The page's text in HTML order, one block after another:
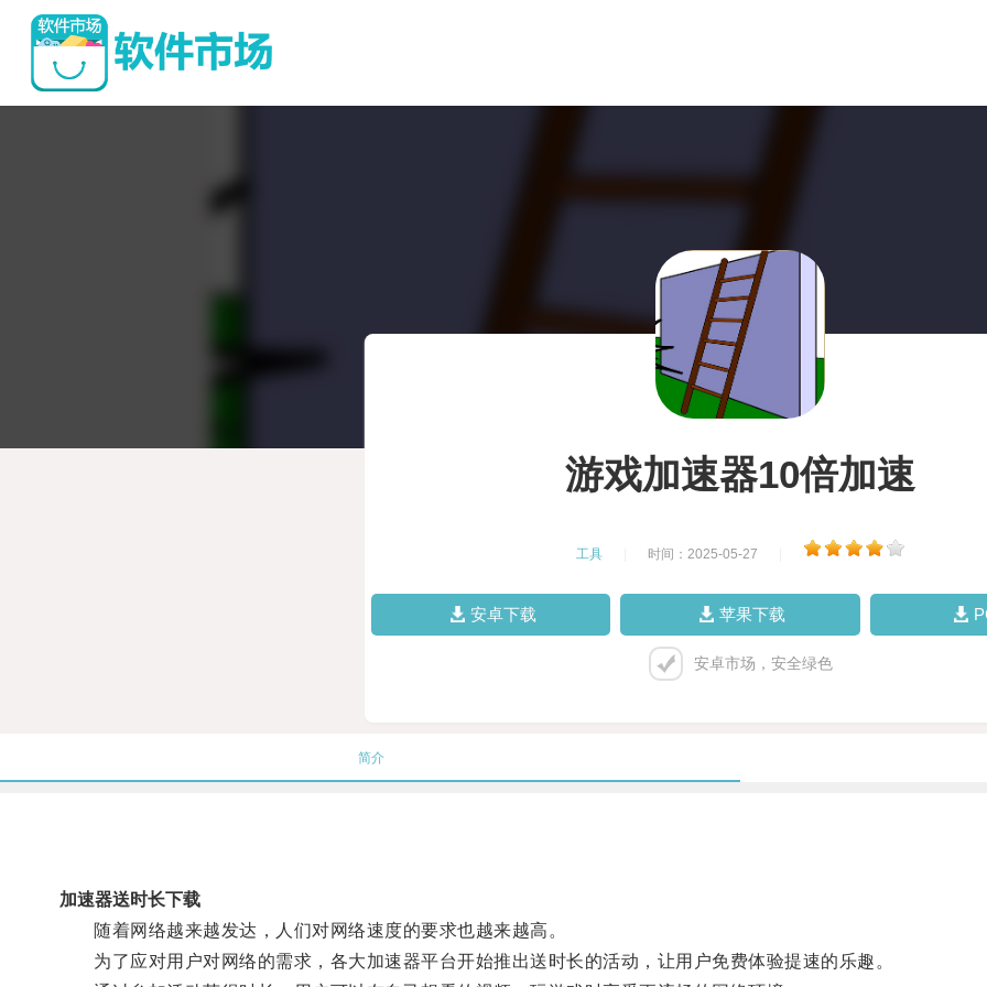
游戏加速器10倍加速
工具 时间：2025-05-27
安卓下载 苹果下载
安卓市场，安全绿色
简介
加速器送时长下载
随着网络越来越发达，人们对网络速度的要求也越来越高。
为了应对用户对网络的需求，各大加速器平台开始推出送时长的活动，让用户免费体验提速的乐趣。